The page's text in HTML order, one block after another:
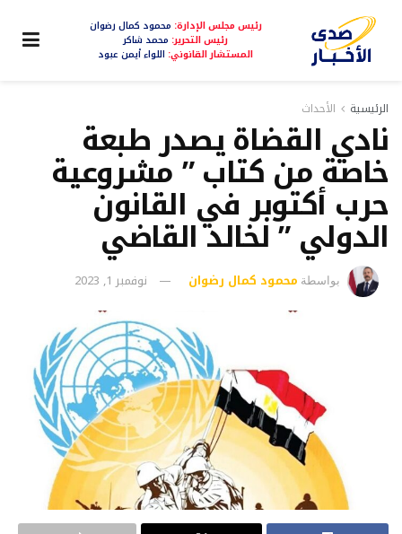
رئيس مجلس الإدارة: محمود كمال رضوان
رئيس التحرير: محمد شاكر
المستشار القانوني: اللواء أيمن عبود
الرئيسية الأحداث
نادي القضاة يصدر طبعة
خاصة من كتاب ” مشروعية
حرب أكتوبر في القانون
الدولي ” لخالد القاضي
بواسطة محمود كمال رضوان نوفمبر 1, 2023